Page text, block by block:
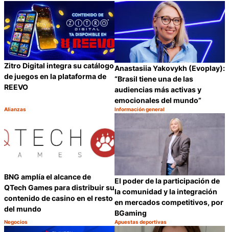
Zitro Digital integra su catálogo
de juegos en la plataforma de
REEVO
Categoría:
Alianzas
Compartir
Anastasiia Yakovykh (Evoplay):
“Brasil tiene una de las
audiencias más activas y
emocionales del mundo”
Categoría:
Información general
BNG amplía el alcance de
QTech Games para distribuir su
contenido de casino en el resto
del mundo
Categoría:
Negocios
Compartir
El poder de la participación de
la comunidad y la integración
en mercados competitivos, por
BGaming
Categoría:
Apuestas deportivas